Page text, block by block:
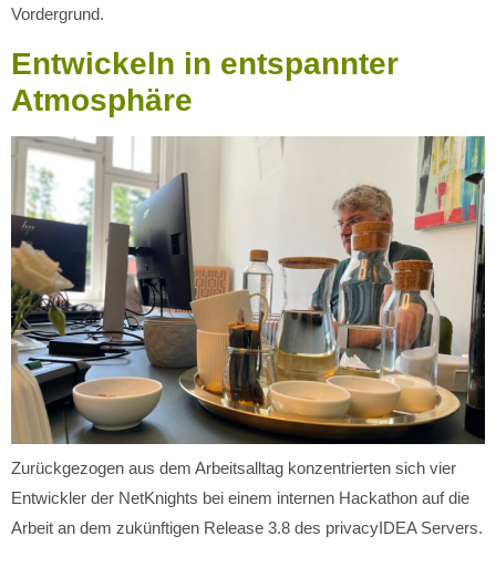
Vordergrund.
Entwickeln in entspannter
Atmosphäre
Zurückgezogen aus dem Arbeitsalltag konzentrierten sich vier
Entwickler der NetKnights bei einem internen Hackathon auf die
Arbeit an dem zukünftigen Release 3.8 des privacyIDEA Servers.